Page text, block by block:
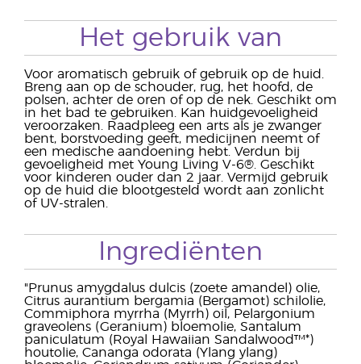
Het gebruik van
Voor aromatisch gebruik of gebruik op de huid.
Breng aan op de schouder, rug, het hoofd, de
polsen, achter de oren of op de nek. Geschikt om
in het bad te gebruiken. Kan huidgevoeligheid
veroorzaken. Raadpleeg een arts als je zwanger
bent, borstvoeding geeft, medicijnen neemt of
een medische aandoening hebt. Verdun bij
gevoeligheid met Young Living V-6®. Geschikt
voor kinderen ouder dan 2 jaar. Vermijd gebruik
op de huid die blootgesteld wordt aan zonlicht
of UV-stralen.
Ingrediënten
"Prunus amygdalus dulcis (zoete amandel) olie,
Citrus aurantium bergamia (Bergamot) schilolie,
Commiphora myrrha (Myrrh) oil, Pelargonium
graveolens (Geranium) bloemolie, Santalum
paniculatum (Royal Hawaiian Sandalwood™*)
houtolie, Cananga odorata (Ylang ylang)